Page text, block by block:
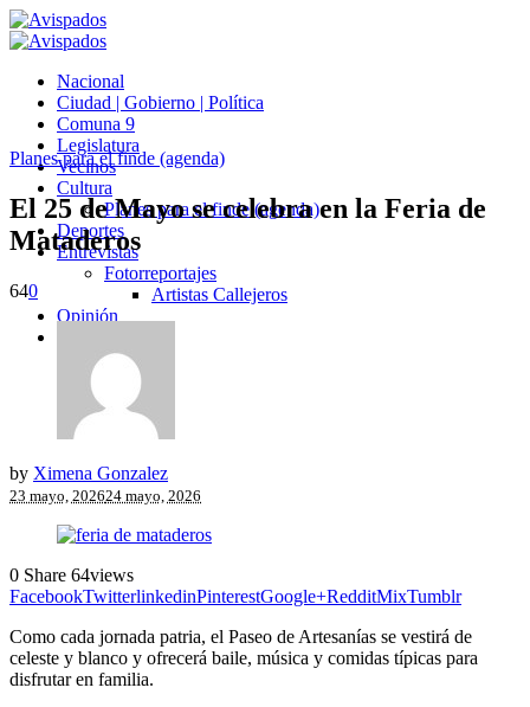
Nacional
Ciudad | Gobierno | Política
Comuna 9
Legislatura
Vecinos
Cultura
Planes para el finde (agenda)
Deportes
Entrevistas
Fotorreportajes
Artistas Callejeros
Opinión
Planes para el finde (agenda)
El 25 de Mayo se celebra en la Feria de
Mataderos
640
by Ximena Gonzalez
23 mayo, 202624 mayo, 2026
0 Share 64views
FacebookTwitterlinkedinPinterestGoogle+RedditMixTumblr
Como cada jornada patria, el Paseo de Artesanías se vestirá de
celeste y blanco y ofrecerá baile, música y comidas típicas para
disfrutar en familia.